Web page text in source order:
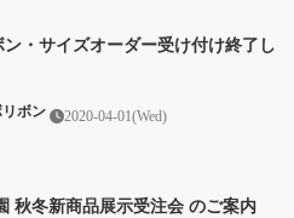
ン・サイズオーダー受け付け終了し
2020-04-01(Wed)
ボン
秋冬新商品展示受注会 のご案内